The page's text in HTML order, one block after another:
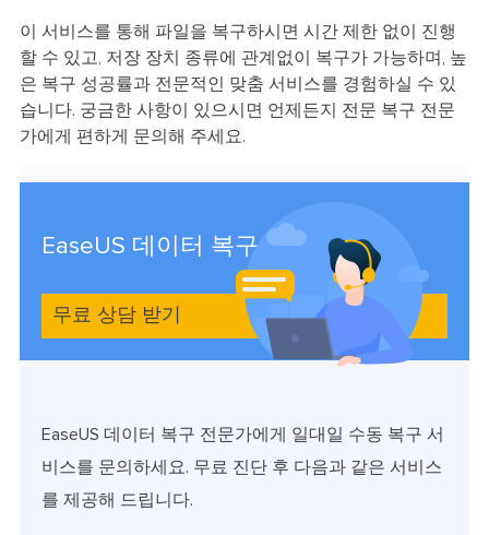
이 서비스를 통해 파일을 복구하시면 시간 제한 없이 진행
할 수 있고, 저장 장치 종류에 관계없이 복구가 가능하며, 높
은 복구 성공률과 전문적인 맞춤 서비스를 경험하실 수 있
습니다. 궁금한 사항이 있으시면 언제든지 전문 복구 전문
가에게 편하게 문의해 주세요.
EaseUS 데이터 복구 서비스
무료 상담 받기
EaseUS 데이터 복구 전문가에게 일대일 수동 복구 서
비스를 문의하세요. 무료 진단 후 다음과 같은 서비스
를 제공해 드립니다.